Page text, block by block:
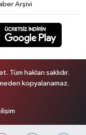
Arşivi
hakları saklıdır.
kopyalanamaz.